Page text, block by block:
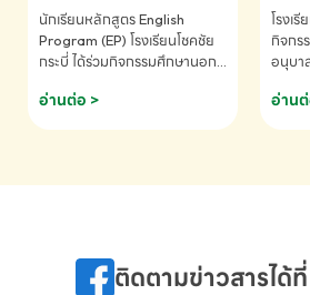
สอบถ
075-
ระดับประถมศึกษา (EP.1-
6)
นักเรียนหลักสูตร English
Program (EP) โรงเรียนโชคชัย
กระบี่ ได้ร่วมกิจกรรมศึกษานอก
ชมภาพยนตร์ Toy Story 5
(Soundtrack)เพื่อเสริมทักษะ
ภาษา ผ่านประสบการณ์การเรียนรู้
075-691910
อ่านต่อ >
โรงเ
กิจกร
อนุบา
075-
อ่าน
ติดตามข่าวสารได้